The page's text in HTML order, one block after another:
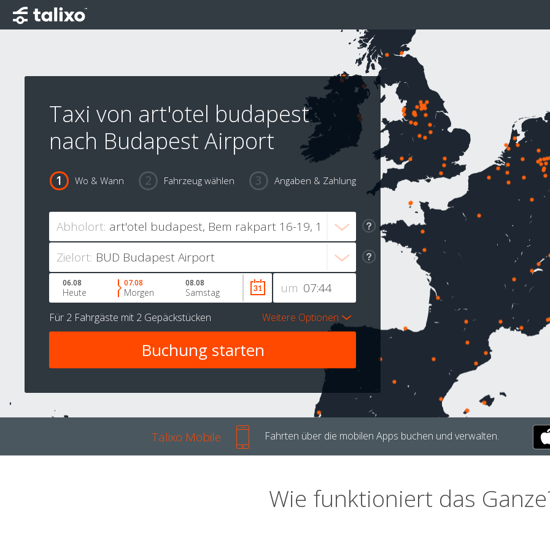
Taxi von art'otel budapest
nach Budapest Airport
Wo & Wann Fahrzeug wählen Angaben & Zahlung
Abholort:
Zielort:
um
06.08
Heute
07.08
Morgen
08.08
Samstag
Für 2 Fahrgäste mit 2 Gepäckstücken Weitere Optionen
Talixo Mobile Fahrten über die mobilen Apps buchen und verwalten.
Wie funktioniert das